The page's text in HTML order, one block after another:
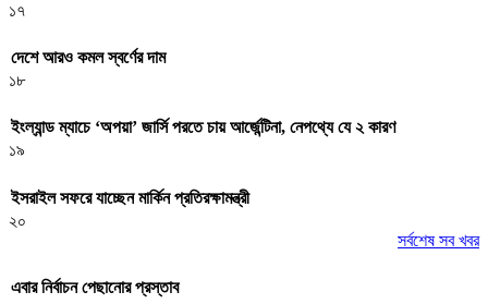
১৭
দেশে আরও কমল স্বর্ণের দাম
১৮
ইংল্যান্ড ম্যাচে ‘অপয়া’ জার্সি পরতে চায় আর্জেন্টিনা, নেপথ্যে যে ২ কারণ
১৯
ইসরাইল সফরে যাচ্ছেন মার্কিন প্রতিরক্ষামন্ত্রী
২০
সর্বশেষ সব খবর
এবার নির্বাচন পেছানোর প্রস্তাব